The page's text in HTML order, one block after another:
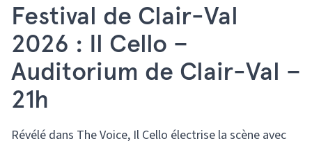
Festival de Clair-Val
2026 : Il Cello –
Auditorium de Clair-Val –
21h
Révélé dans The Voice, Il Cello électrise la scène avec